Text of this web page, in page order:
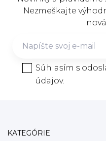
Nezmeškajte
Súhlasím s
údajov.
KATEGÓRIE